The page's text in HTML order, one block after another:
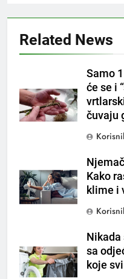
Related News
Samo
će se i
čuvaju
Kako
klime i
sa
koje
na
tri
Piće
kod